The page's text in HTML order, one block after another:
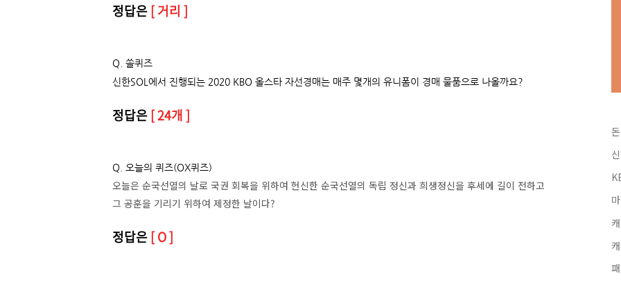
정답은 [ 거리 ]
Q. 쏠퀴즈
신한SOL에서 진행되는 2020 KBO 올스타 자선경매는 매주 몇개의 유니폼이 경매 물품으로 나올까요?
정답은 [ 24개 ]
Q. 오늘의 퀴즈(OX퀴즈)
오늘은 순국선열의 날로 국권 회복을 위하여 헌신한 순국선열의 독립 정신과 희생정신을 후세에 길이 전하고
그 공훈을 기리기 위하여 제정한 날이다?
정답은 [ O ]